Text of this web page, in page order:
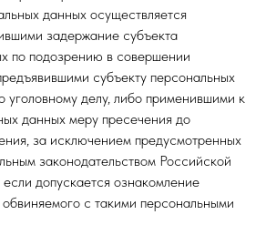
данных осуществляется
задержание субъекта
по подозрению в совершении
субъекту персональных
уголовному делу, либо применившими к
данных меру пресечения до
за исключением предусмотренных
законодательством Российской
допускается ознакомление
с такими персональными